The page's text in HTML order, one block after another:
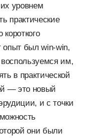
уровнем
практические
короткого
опыт был win-win,
им,
в практической
— это новый
и с точки
они были